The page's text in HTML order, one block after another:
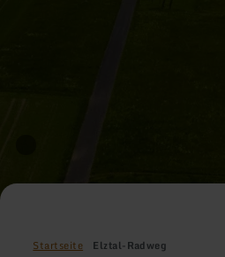
Startseite Elztal-Radweg